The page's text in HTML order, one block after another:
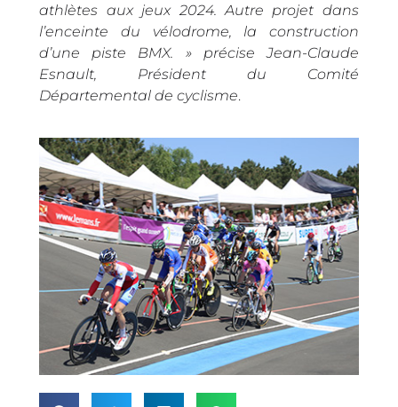
athlètes aux jeux 2024. Autre projet dans
l’enceinte du vélodrome, la construction
d’une piste BMX. » précise Jean-Claude
Esnault, Président du Comité
Départemental de cyclisme.